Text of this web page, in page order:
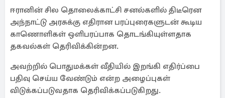
ஈரானின் சில தொலைக்காட்சி சனல்களில் திடீரென
அந்நாட்டு அரசுக்கு எதிரான பரப்புரைகளுடன் கூடிய
காணொளிகள் ஒளிபரப்பாக தொடங்கியுள்ளதாக
தகவல்கள் தெரிவிக்கின்றன.
அவற்றில் பொதுமக்கள் வீதியில் இறங்கி எதிர்ப்பை
பதிவு செய்ய வேண்டும் என்ற அழைப்புகள்
விடுக்கப்படுவதாக தெரிவிக்கப்படுகிறது.